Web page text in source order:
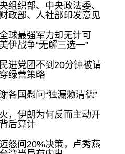
组织部、中央政法委、
政部、人社部印发意见
球最强军力却无计可
伊战争“无解三选一”
进党团不到20分钟被请
绿营策略
各国慰问“独漏赖清德”
，伊朗为何反而主动开
后算计
怒问20%决策，卢秀燕